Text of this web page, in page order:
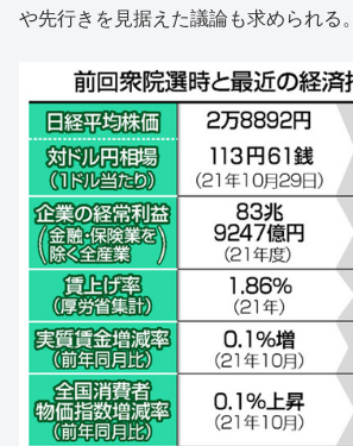
や先行きを見据えた議論も求められる。